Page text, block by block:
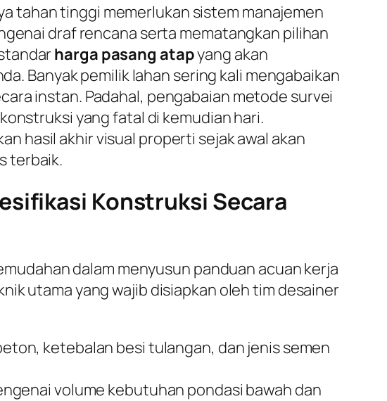
tahan tinggi memerlukan sistem manajemen
draf rencana serta mematangkan pilihan
harga pasang atapyang akan
Banyak pemilik lahan sering kali mengabaikan
instan. Padahal, pengabaian metode survei
yang fatal di kemudian hari.
hasil akhir visual properti sejak awal akan
terbaik.
Konstruksi Secara
dalam menyusun panduan acuan kerja
utama yang wajib disiapkan oleh tim desainer
ketebalan besi tulangan, dan jenis semen
volume kebutuhan pondasi bawah dan